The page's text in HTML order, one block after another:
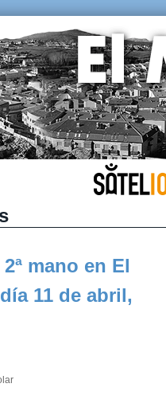
mano en El
11 de abril,